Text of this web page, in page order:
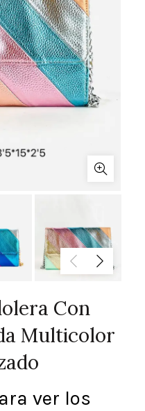
Con
Multicolor
ver los